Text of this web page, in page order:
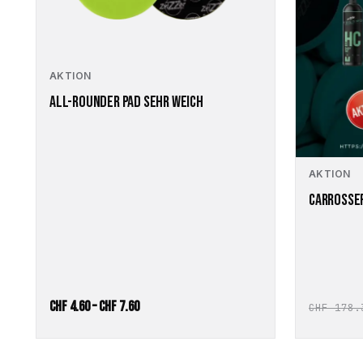
AKTION
ALL-ROUNDER PAD SEHR WEICH
CHF4.60–CHF7.60Preisspanne:
der
Produktseite
AKTION
CHF